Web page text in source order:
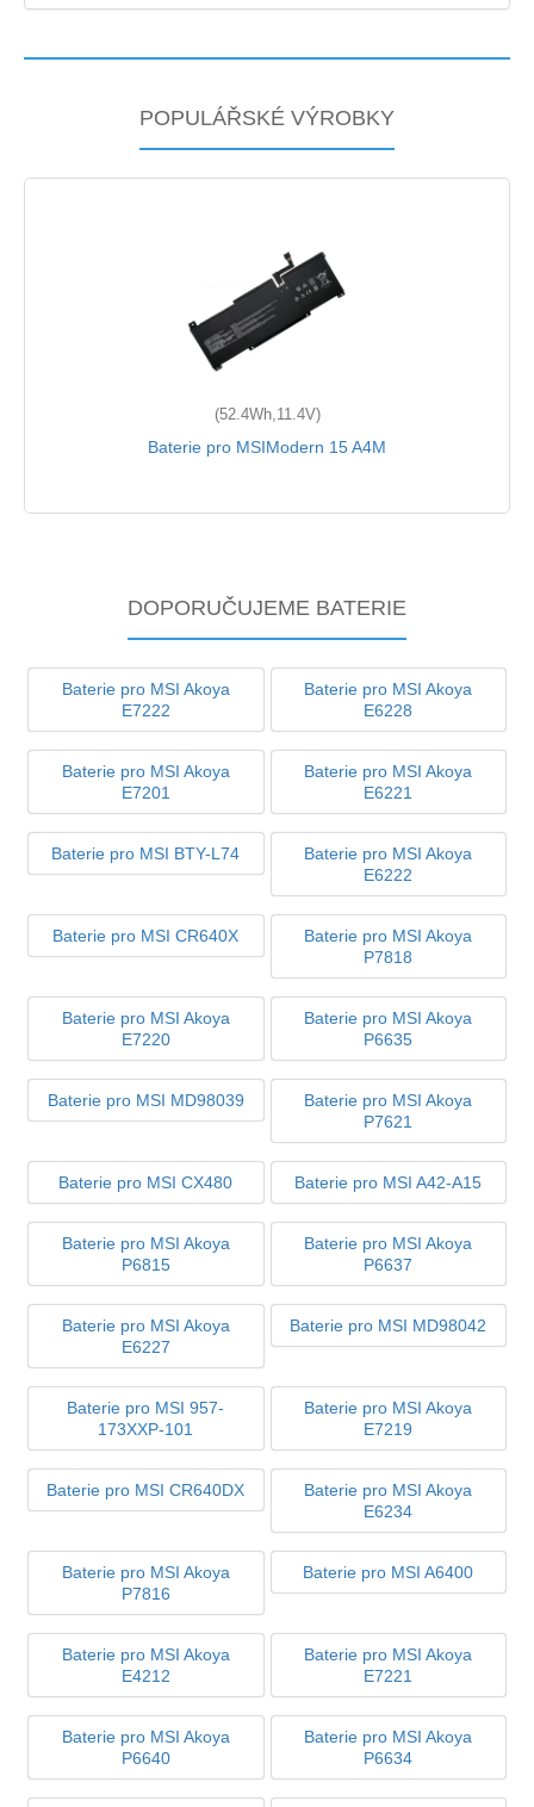
POPULÁŘSKÉ VÝROBKY
(52.4Wh,11.4V)
Baterie pro MSIModern 15 A4M
DOPORUČUJEME BATERIE
Baterie pro MSI Akoya
E7222
Baterie pro MSI Akoya
E6228
Baterie pro MSI Akoya
E7201
Baterie pro MSI Akoya
E6221
Baterie pro MSI BTY-L74
Baterie pro MSI Akoya
E6222
Baterie pro MSI CR640X
Baterie pro MSI Akoya
P7818
Baterie pro MSI Akoya
E7220
Baterie pro MSI Akoya
P6635
Baterie pro MSI MD98039
Baterie pro MSI Akoya
P7621
Baterie pro MSI CX480 Baterie pro MSI A42-A15
Baterie pro MSI Akoya
P6815
Baterie pro MSI Akoya
P6637
Baterie pro MSI Akoya
E6227
Baterie pro MSI MD98042
Baterie pro MSI 957-
173XXP-101
Baterie pro MSI Akoya
E7219
Baterie pro MSI CR640DX
Baterie pro MSI Akoya
E6234
Baterie pro MSI Akoya
P7816
Baterie pro MSI A6400
Baterie pro MSI Akoya
E4212
Baterie pro MSI Akoya
E7221
Baterie pro MSI Akoya
P6640
Baterie pro MSI Akoya
P6634